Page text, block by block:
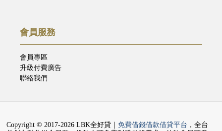
會員服務
會員專區
升級付費廣告
聯絡我們
Copyright © 2017-2026 LBK全好貸｜ 免費借錢借款借貸平台 ，全台